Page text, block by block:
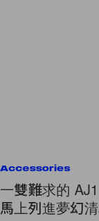
Accessories
一雙難求的
馬上列進夢幻清